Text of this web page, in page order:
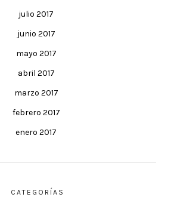
julio 2017
junio 2017
mayo 2017
abril 2017
marzo 2017
febrero 2017
enero 2017
CATEGORÍAS